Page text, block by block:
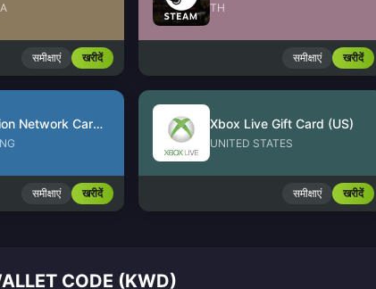
समीक्षाएं खरीदें
TH
समीक्षाएं खरीदें
PlayStation Network Card (HK)
समीक्षाएं खरीदें
Xbox Live Gift Card (US)
UNITED STATES
समीक्षाएं खरीदें
CODE (KWD)